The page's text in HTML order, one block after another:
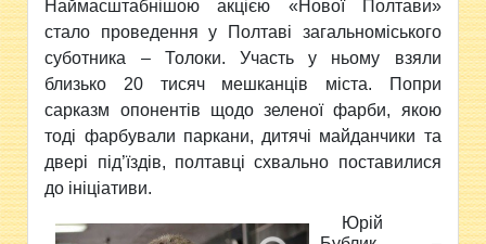
Наймасштабнішою акцією «Нової Полтави»
стало проведення у Полтаві загальноміського
суботника – Толоки. Участь у ньому взяли
близько 20 тисяч мешканців міста. Попри
сарказм опонентів щодо зеленої фарби, якою
тоді фарбували паркани, дитячі майданчики та
двері під’їздів, полтавці схвально поставилися
до ініціативи.
Юрій